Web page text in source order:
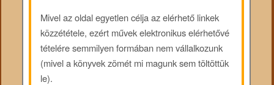
Mivel az oldal egyetlen célja az elérhető linkek
közzététele, ezért művek elektronikus elérhetővé
tételére semmilyen formában nem vállalkozunk
(mivel a könyvek zömét mi magunk sem töltöttük
le).